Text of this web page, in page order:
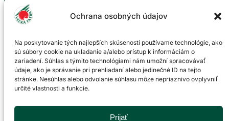
Ochrana osobných údajov
Na poskytovanie tých najlepších skúseností používame technológie, ako
sú súbory cookie na ukladanie a/alebo prístup k informáciám o
zariadení. Súhlas s týmito technológiami nám umožní spracovávať
údaje, ako je správanie pri prehliadaní alebo jedinečné ID na tejto
stránke. Nesúhlas alebo odvolanie súhlasu môže nepriaznivo ovplyvniť
určité vlastnosti a funkcie.
Prijať
Kontakty
Ochrana osobných údajov
Kontakt
Správa Národného parku Veľká Fatra so sídlom v
P. O. Hviezdoslava 73/38